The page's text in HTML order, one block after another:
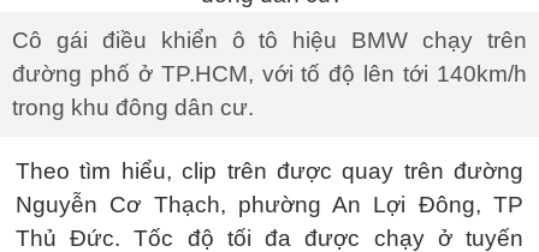
Cô gái điều khiển ô tô hiệu BMW chạy trên
đường phố ở TP.HCM, với tố độ lên tới 140km/h
trong khu đông dân cư.
Theo tìm hiểu, clip trên được quay trên đường
Nguyễn Cơ Thạch, phường An Lợi Đông, TP
Thủ Đức. Tốc độ tối đa được chạy ở tuyến